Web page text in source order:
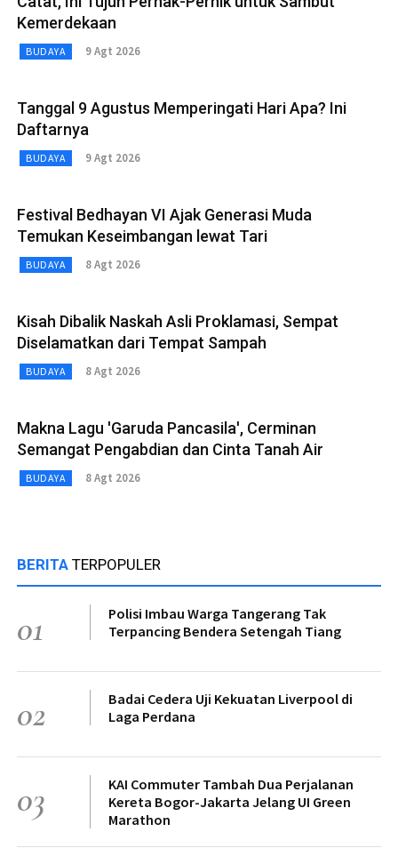
Kemerdekaan
BUDAYA 9 Agt 2026
Tanggal 9 Agustus Memperingati Hari Apa? Ini
Daftarnya
BUDAYA 9 Agt 2026
Festival Bedhayan VI Ajak Generasi Muda
Temukan Keseimbangan lewat Tari
BUDAYA 8 Agt 2026
Kisah Dibalik Naskah Asli Proklamasi, Sempat
Diselamatkan dari Tempat Sampah
BUDAYA 8 Agt 2026
Makna Lagu 'Garuda Pancasila', Cerminan
Semangat Pengabdian dan Cinta Tanah Air
BUDAYA 8 Agt 2026
BERITA TERPOPULER
01
Polisi Imbau Warga Tangerang Tak
Terpancing Bendera Setengah Tiang
02
Badai Cedera Uji Kekuatan Liverpool di
Laga Perdana
03
KAI Commuter Tambah Dua Perjalanan
Kereta Bogor-Jakarta Jelang UI Green
Marathon